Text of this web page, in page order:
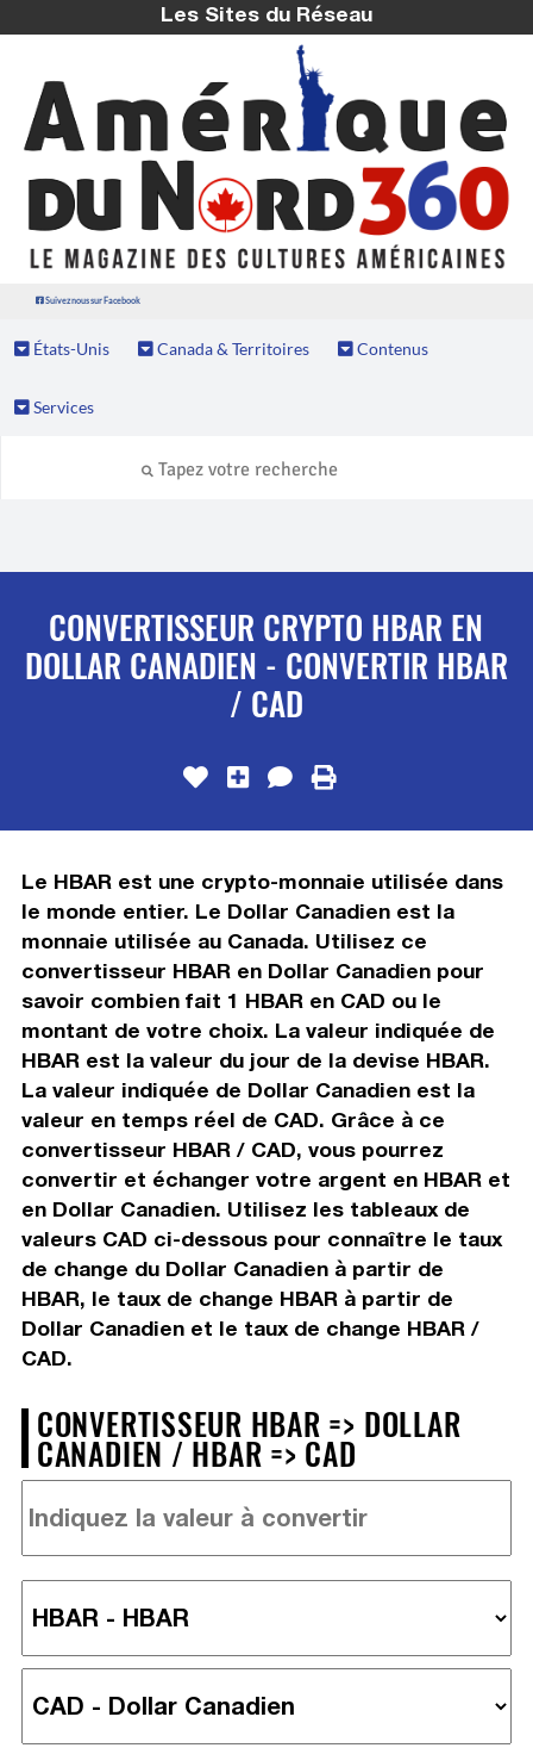
Les Sites du Réseau
Suivez nous sur Facebook
États-Unis Canada & Territoires Contenus
Services
CONVERTISSEUR CRYPTO HBAR EN
DOLLAR CANADIEN - CONVERTIR HBAR
/ CAD
Le HBAR est une crypto-monnaie utilisée dans
le monde entier. Le Dollar Canadien est la
monnaie utilisée au Canada. Utilisez ce
convertisseur HBAR en Dollar Canadien pour
savoir combien fait 1 HBAR en CAD ou le
montant de votre choix. La valeur indiquée de
HBAR est la valeur du jour de la devise HBAR.
La valeur indiquée de Dollar Canadien est la
valeur en temps réel de CAD. Grâce à ce
convertisseur HBAR / CAD, vous pourrez
convertir et échanger votre argent en HBAR et
en Dollar Canadien. Utilisez les tableaux de
valeurs CAD ci-dessous pour connaître le taux
de change du Dollar Canadien à partir de
HBAR, le taux de change HBAR à partir de
Dollar Canadien et le taux de change HBAR /
CAD.
CONVERTISSEUR HBAR => DOLLAR
CANADIEN / HBAR => CAD